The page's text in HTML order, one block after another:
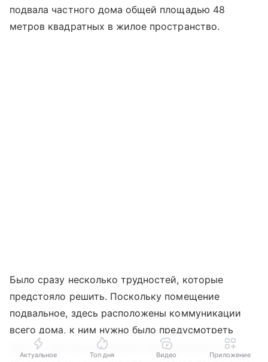
подвала частного дома общей площадью 48
метров квадратных в жилое пространство.
Было сразу несколько трудностей, которые
предстояло решить. Поскольку помещение
подвальное, здесь расположены коммуникации
всего дома, к ним нужно было предусмотреть
доступ. Для расположения оборудования по
Актуальное Топ дня Видео Приложение